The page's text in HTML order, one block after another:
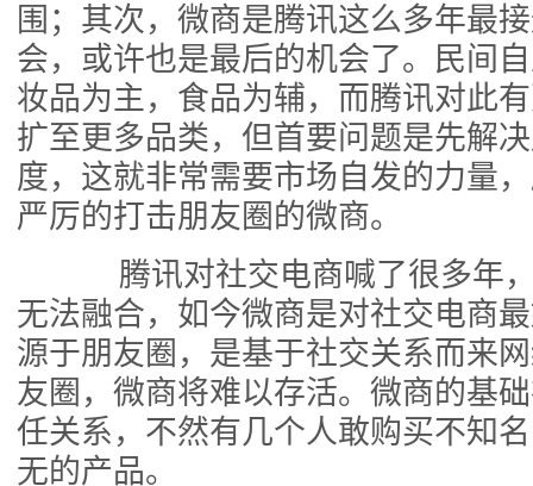
围；其次，微商是腾讯这么多年最
会，或许也是最后的机会了。民间
妆品为主，食品为辅，而腾讯对此
扩至更多品类，但首要问题是先解
度，这就非常需要市场自发的力量
严厉的打击朋友圈的微商。
腾讯对社交电商喊了很多年，
无法融合，如今微商是对社交电商
源于朋友圈，是基于社交关系而来
友圈，微商将难以存活。微商的基
任关系，不然有几个人敢购买不知
无的产品。